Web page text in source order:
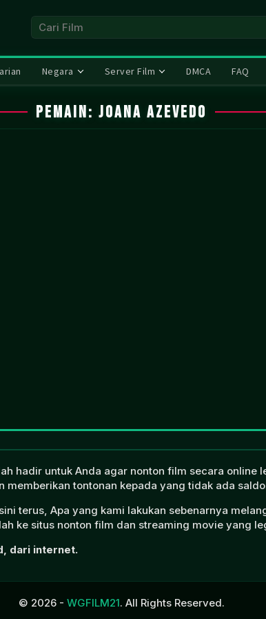
Negara Server Film DMCA FAQ
Pemain: Joana Azevedo
hadir untuk Anda agar nonton film secara online
tontonan kepada yang tidak ada
terus, Apa yang kami lakukan sebenarnya
ke situs nonton film dan streaming movie yang
dari internet.
© 2026 - WGFILM21. All Rights Reserved.